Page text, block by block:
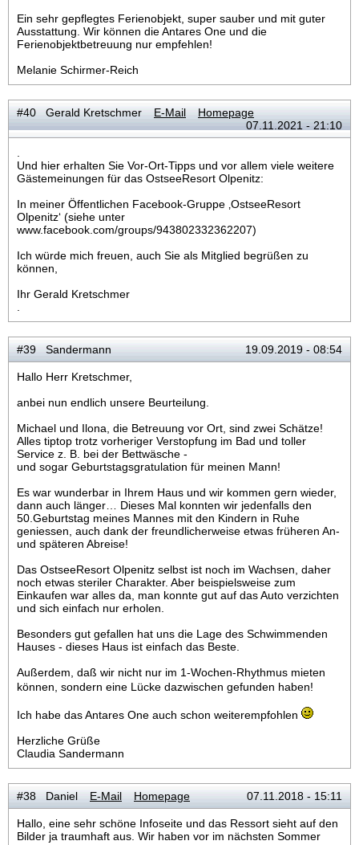
Ein sehr gepflegtes Ferienobjekt, super sauber und mit guter
Ausstattung. Wir können die Antares One und die
Ferienobjektbetreuung nur empfehlen!
Melanie Schirmer-Reich
#40 Gerald Kretschmer E-Mail
Homepage
07.11.2021 - 21:10
Und hier erhalten Sie Vor-Ort-Tipps und vor allem viele weitere
Gästemeinungen für das OstseeResort Olpenitz:
In meiner Öffentlichen Facebook-Gruppe ‚OstseeResort
Olpenitz‘ (siehe unter
www.facebook.com/groups/943802332362207)
Ich würde mich freuen, auch Sie als Mitglied begrüßen zu
können,
Ihr Gerald Kretschmer
#39 Sandermann 19.09.2019 - 08:54
Hallo Herr Kretschmer,
anbei nun endlich unsere Beurteilung.
Michael und Ilona, die Betreuung vor Ort, sind zwei Schätze!
Alles tiptop trotz vorheriger Verstopfung im Bad und toller
Service z. B. bei der Bettwäsche -
und sogar Geburtstagsgratulation für meinen Mann!
Es war wunderbar in Ihrem Haus und wir kommen gern wieder,
dann auch länger… Dieses Mal konnten wir jedenfalls den
50.Geburtstag meines Mannes mit den Kindern in Ruhe
geniessen, auch dank der freundlicherweise etwas früheren An-
und späteren Abreise!
Das OstseeResort Olpenitz selbst ist noch im Wachsen, daher
noch etwas steriler Charakter. Aber beispielsweise zum
Einkaufen war alles da, man konnte gut auf das Auto verzichten
und sich einfach nur erholen.
Besonders gut gefallen hat uns die Lage des Schwimmenden
Hauses - dieses Haus ist einfach das Beste.
Außerdem, daß wir nicht nur im 1-Wochen-Rhythmus mieten
können, sondern eine Lücke dazwischen gefunden haben!
Ich habe das Antares One auch schon weiterempfohlen
Herzliche Grüße
Claudia Sandermann
#38 Daniel E-Mail Homepage 07.11.2018 - 15:11
Hallo, eine sehr schöne Infoseite und das Ressort sieht auf den
Bilder ja traumhaft aus. Wir haben vor im nächsten Sommer